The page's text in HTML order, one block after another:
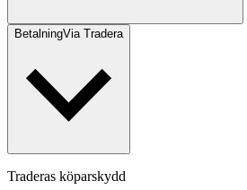
BetalningVia Tradera
Traderas köparskydd